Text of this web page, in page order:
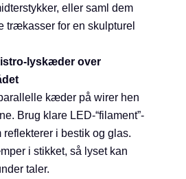
eller saml dem
trækasser for en skulpturel
lyskæder over
kæder på wirer hen
Brug klare LED-“filament”-
i bestik og glas.
i stikket, så lyset kan
taler.